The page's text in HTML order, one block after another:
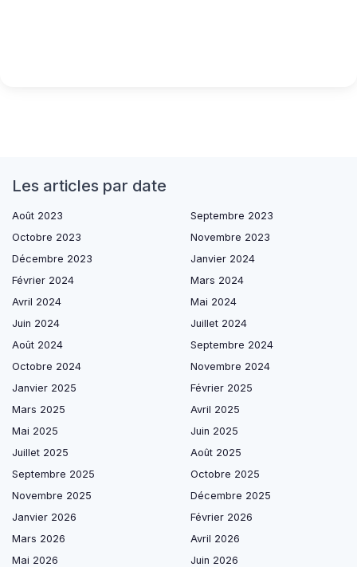
Les articles par date
Août 2023
Septembre 2023
Octobre 2023
Novembre 2023
Décembre 2023
Janvier 2024
Février 2024
Mars 2024
Avril 2024
Mai 2024
Juin 2024
Juillet 2024
Août 2024
Septembre 2024
Octobre 2024
Novembre 2024
Janvier 2025
Février 2025
Mars 2025
Avril 2025
Mai 2025
Juin 2025
Juillet 2025
Août 2025
Septembre 2025
Octobre 2025
Novembre 2025
Décembre 2025
Janvier 2026
Février 2026
Mars 2026
Avril 2026
Mai 2026
Juin 2026